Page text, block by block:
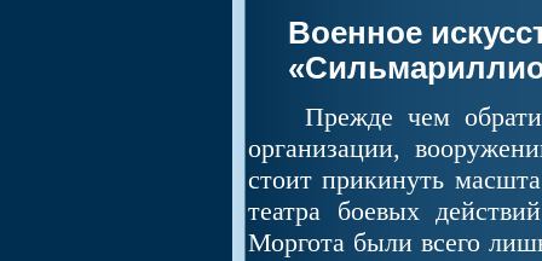
Военное
Прежде чем
организации,
стоит прикинуть
театра боевых
Моргота были всего